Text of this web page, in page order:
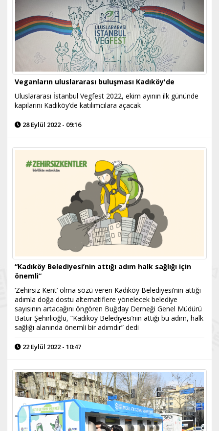
Veganların uluslararası buluşması Kadıköy'de
Uluslararası İstanbul Vegfest 2022, ekim ayının ilk gününde
kapılarını Kadıköy’de katılımcılara açacak
28 Eylül 2022 - 09:16
“Kadıköy Belediyesi’nin attığı adım halk sağlığı için
önemli”
‘Zehirsiz Kent’ olma sözü veren Kadıköy Belediyesi’nin attığı
adımla doğa dostu alternatiflere yönelecek belediye
sayısının artacağını öngören Buğday Derneği Genel Müdürü
Batur Şehirlioğlu, “Kadıköy Belediyesi’nin attığı bu adım, halk
sağlığı alanında önemli bir adımdır” dedi
22 Eylül 2022 - 10:47